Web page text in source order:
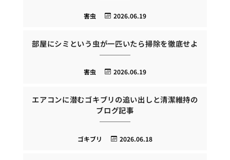
2026.06.19
害虫
部屋にシミという虫が一匹いたら掃除を徹底せよ
2026.06.19
害虫
エアコンに潜むゴキブリの追い出しと清潔維持の
ブログ記事
2026.06.18
ゴキブリ